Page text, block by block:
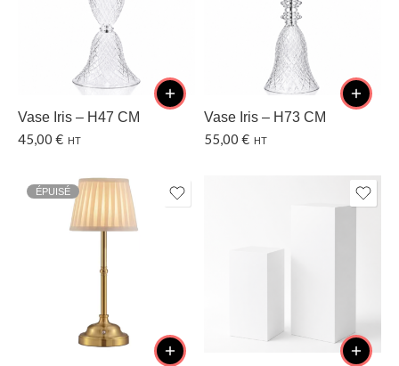
Vase Iris – H47 CM
45,00 € HT
Vase Iris – H73 CM
55,00 € HT
ÉPUISÉ